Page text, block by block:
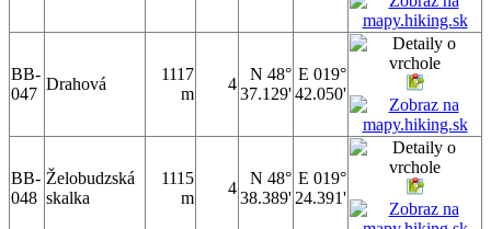
BB-
047
Drahová
1117
m
4
N 48°
37.129'
E 019°
42.050'
BB-
048
Želobudzská
skalka
1115
m
4
N 48°
38.389'
E 019°
24.391'